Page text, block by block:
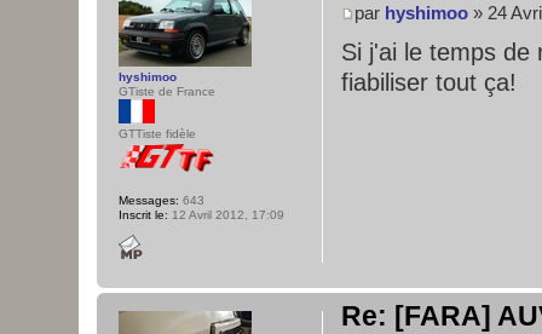
par hyshimoo » 24
Si j'ai le temps de
fiabiliser tout ça!
hyshimoo
GTiste de France
GTTiste fidèle
Messages: 643
Inscrit le: 12 Avril 2012, 17:09
Re: [FARA]